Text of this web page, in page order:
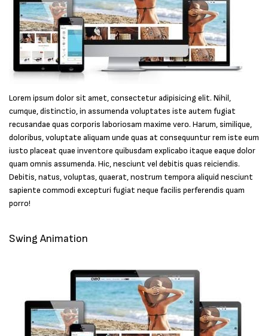
Lorem ipsum dolor sit amet, consectetur adipisicing elit. Nihil,
cumque, distinctio, in assumenda voluptates iste autem fugiat
recusandae quas corporis laboriosam maxime vero. Harum, similique,
doloribus, voluptate aliquam unde quas at consequuntur rem iste eum
iusto placeat quae inventore quibusdam explicabo itaque eaque dolor
quam omnis assumenda. Hic, nesciunt vel debitis quas reiciendis.
Debitis, natus, voluptas, quaerat, nostrum tempora aliquid nesciunt
sapiente commodi excepturi fugiat neque facilis perferendis quam
porro!
Swing Animation